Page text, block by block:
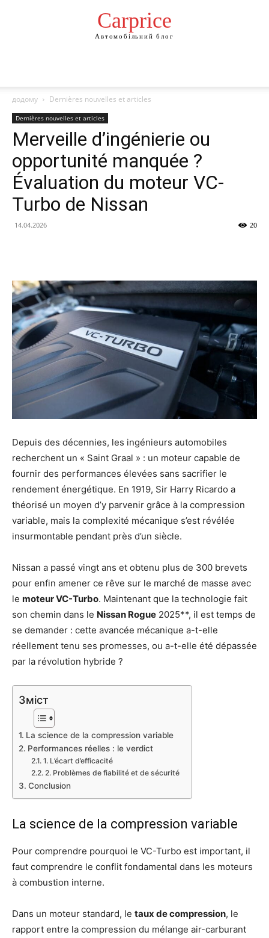
Сarprice
Автомобільний блог
додому Dernières nouvelles et articles
Dernières nouvelles et articles
Merveille d’ingénierie ou
opportunité manquée ?
Évaluation du moteur VC-
Turbo de Nissan
14.04.2026 20
Depuis des décennies, les ingénieurs automobiles
recherchent un « Saint Graal » : un moteur capable de
fournir des performances élevées sans sacrifier le
rendement énergétique. En 1919, Sir Harry Ricardo a
théorisé un moyen d’y parvenir grâce à la compression
variable, mais la complexité mécanique s’est révélée
insurmontable pendant près d’un siècle.
Nissan a passé vingt ans et obtenu plus de 300 brevets
pour enfin amener ce rêve sur le marché de masse avec
le moteur VC-Turbo. Maintenant que la technologie fait
son chemin dans le Nissan Rogue 2025**, il est temps de
se demander : cette avancée mécanique a-t-elle
réellement tenu ses promesses, ou a-t-elle été dépassée
par la révolution hybride ?
Зміст
La science de la compression variable
Performances réelles : le verdict
1. L’écart d’efficacité
2. Problèmes de fiabilité et de sécurité
Conclusion
La science de la compression variable
Pour comprendre pourquoi le VC-Turbo est important, il
faut comprendre le conflit fondamental dans les moteurs
à combustion interne.
Dans un moteur standard, le taux de compression, le
rapport entre la compression du mélange air-carburant